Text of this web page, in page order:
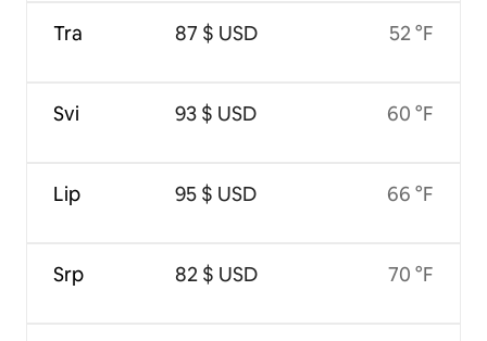
Tra
Svi
Lip
Srp
87 $ USD
93 $ USD
95 $ USD
82 $ USD
52 °F
60 °F
66 °F
70 °F